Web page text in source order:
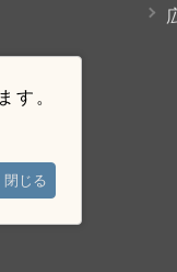
。
閉じる